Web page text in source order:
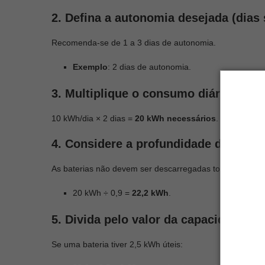
2. Defina a autonomia desejada (dias
Recomenda-se de 1 a 3 dias de autonomia.
Exemplo: 2 dias de autonomia.
3. Multiplique o consumo diário pela
10 kWh/dia × 2 dias = 20 kWh necessários
4. Considere a profundidade de
As baterias não devem ser descarregadas totalmente.
20 kWh ÷ 0,9 = 22,2 kWh
5. Divida pelo valor da capacidade
Se uma bateria tiver 2,5 kWh úteis: